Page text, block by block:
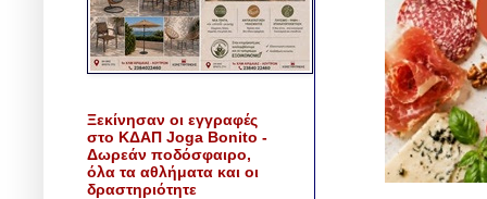
Ξεκίνησαν οι εγγραφές
στο ΚΔΑΠ Joga Bonito -
Δωρεάν ποδόσφαιρο,
όλα τα αθλήματα και οι
δραστηριότητε